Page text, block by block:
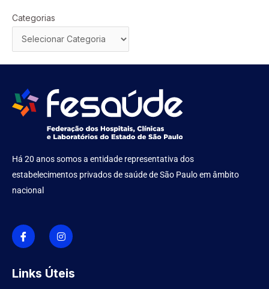
Categorias
Há 20 anos somos a entidade representativa dos
estabelecimentos privados de saúde de São Paulo em âmbito
nacional
I
c
o
n
f
a
I
n
s
t
g
r
Links Úteis